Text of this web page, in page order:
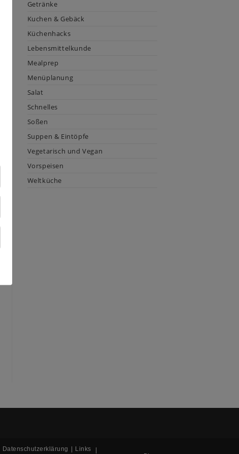
Getränke
Kuchen & Gebäck
Küchenhacks
Lebensmittelkunde
Mealprep
Menüplanung
Salat
Schnelles
Soßen
Suppen & Eintöpfe
Vegetarisch und Vegan
Vorspeisen
Weltküche
Datenschutzerklärung
Links